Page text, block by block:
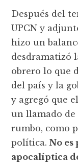
Después del
UPCN y
hizo un
desdramatizó
obrero lo que
del país y la
y agregó que
un llamado de
rumbo, como
política.No es
apocalíptica